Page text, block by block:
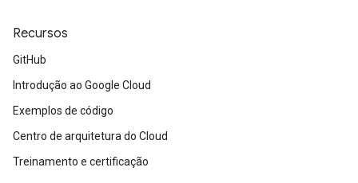
Recursos
GitHub
Introdução ao Google Cloud
Exemplos de código
Centro de arquitetura do Cloud
Treinamento e certificação